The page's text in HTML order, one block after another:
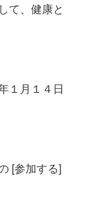
て、健康と
１月１４日
[参加する]